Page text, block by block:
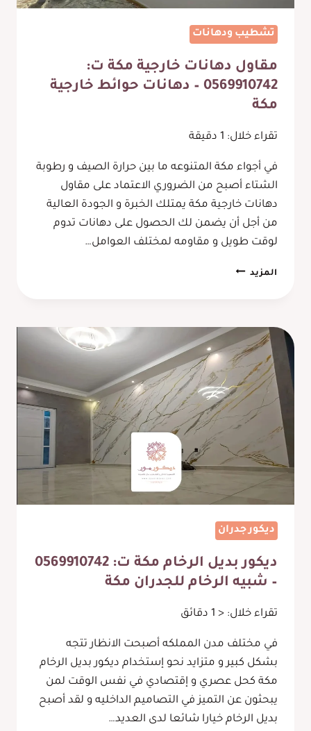
تشطيب ودهانات
مقاول دهانات خارجية مكة ت:
0569910742 – دهانات حوائط خارجية
مكة
تقراء خلال: دقيقة
في أجواء مكة المتنوعه ما بين حرارة الصيف و رطوبة
الشتاء أصبح من الضروري الاعتماد على مقاول
دهانات خارجية مكة يمتلك الخبرة و الجودة العالية
من أجل أن يضمن لك الحصول على دهانات تدوم
لوقت طويل و مقاومه لمختلف العوامل…
المزيد مقاول
ت:
0569910742
–
دهانات
حوائط
خارجية
مكة
ديكور جدران
ديكور بديل الرخام مكة ت: 0569910742
– شبيه الرخام للجدران مكة
تقراء خلال: < 1 دقائق
في مختلف مدن المملكه أصبحت الانظار تتجه
بشكل كبير و متزايد نحو إستخدام ديكور بديل الرخام
مكة كحل عصري و إقتصادي في نفس الوقت لمن
يبحثون عن التميز في التصاميم الداخليه و لقد أصبح
بديل الرخام خيارا شائعا لدى العديد…